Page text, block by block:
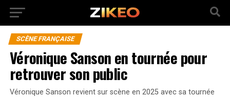
SCÈNE FRANÇAISE
Véronique Sanson en tournée pour
retrouver son public
Véronique Sanson revient sur scène en 2025 avec sa tournée